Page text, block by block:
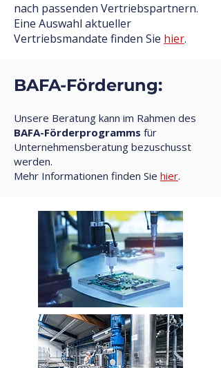
nach passenden Vertriebspartnern.
Eine Auswahl aktueller
Vertriebsmandate finden Sie hier.
BAFA-Förderung:
Unsere Beratung kann im Rahmen des
BAFA-Förderprogramms für
Unternehmensberatung bezuschusst
werden.
Mehr Informationen finden Sie hier.